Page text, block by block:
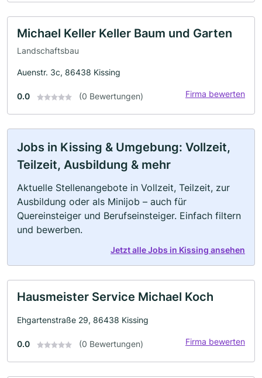
Michael Keller Keller Baum und Garten
Landschaftsbau
Auenstr. 3c, 86438 Kissing
0.0 (0 Bewertungen) Firma bewerten
Jobs in Kissing & Umgebung: Vollzeit,
Teilzeit, Ausbildung & mehr
Aktuelle Stellenangebote in Vollzeit, Teilzeit, zur
Ausbildung oder als Minijob – auch für
Quereinsteiger und Berufseinsteiger. Einfach filtern
und bewerben.
Jetzt alle Jobs in Kissing ansehen
Hausmeister Service Michael Koch
Ehgartenstraße 29, 86438 Kissing
0.0 (0 Bewertungen) Firma bewerten